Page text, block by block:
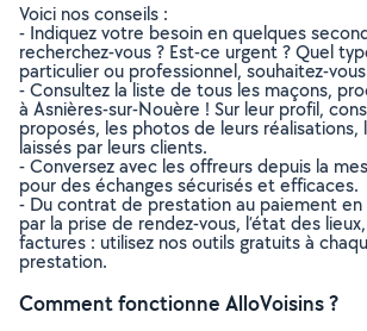
Voici nos conseils :
- Indiquez votre besoin en quelques
recherchez-vous ? Est-ce urgent ? Quel
particulier ou professionnel, souhaitez-
- Consultez la liste de tous les maçons,
à Asnières-sur-Nouère ! Sur leur profil,
proposés, les photos de leurs réalisations,
laissés par leurs clients.
- Conversez avec les offreurs depuis la
pour des échanges sécurisés et efficaces.
- Du contrat de prestation au paiement en
par la prise de rendez-vous, l’état des
factures : utilisez nos outils gratuits à
prestation.
Comment fonctionne AlloVoisins ?